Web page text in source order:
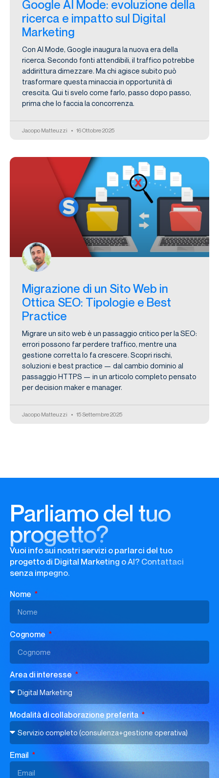
Google AI Mode: evoluzione della
ricerca e impatto sul Digital
Marketing
Con AI Mode, Google inaugura la nuova era della
ricerca. Secondo fonti attendibili, il traffico potrebbe
addirittura dimezzare. Ma chi agisce subito può
trasformare questa minaccia in opportunità di
crescita. Qui ti svelo come farlo, passo dopo passo,
prima che lo faccia la concorrenza.
Jacopo Matteuzzi 16 Ottobre 2025
Migrazione di un Sito Web in
Ottica SEO: Tipologie e Best
Practice
Migrare un sito web è un passaggio critico per la SEO:
errori possono far perdere traffico, mentre una
gestione corretta lo fa crescere. Scopri rischi,
soluzioni e best practice — dal cambio dominio al
passaggio HTTPS — in un articolo completo pensato
per decision maker e manager.
Jacopo Matteuzzi 15 Settembre 2025
Parliamo del tuo
progetto?
Vuoi info sui nostri servizi o parlarci del tuo
progetto di Digital Marketing o AI? Contattaci
senza impegno.
Nome
Cognome
Area di interesse
Modalità di collaborazione preferita
Email